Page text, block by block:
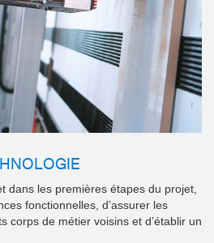
dans les premières étapes du projet,
fonctionnelles, d’assurer les
corps de métier voisins et d’établir un